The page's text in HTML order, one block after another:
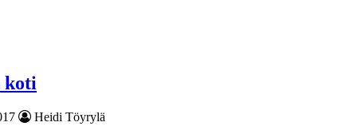
koti
Heidi Töyrylä